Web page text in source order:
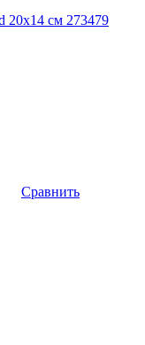
см 273479
Сравнить